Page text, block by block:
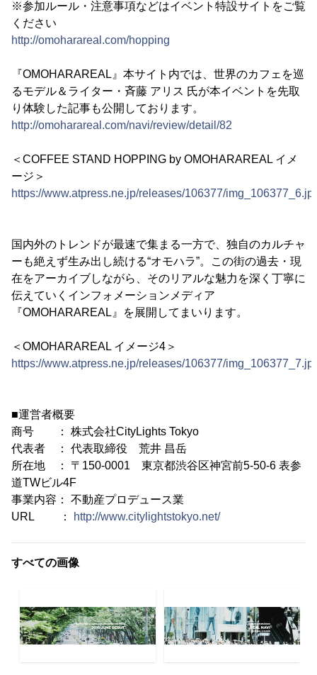
※参加ルール・注意事項などはイベント特設サイトをご覧
ください
http://omoharareal.com/hopping
『OMOHARAREAL』本サイト内では、世界のカフェを巡
るモデル＆ライター・斉藤 アリス 氏が本イベントを先取
り体験した記事も公開しております。
http://omoharareal.com/navi/review/detail/82
＜COFFEE STAND HOPPING by OMOHARAREAL イメ
ージ＞
https://www.atpress.ne.jp/releases/106377/
国内外のトレンドが最速で集まる一方で、独自のカルチャ
ーも絶えず生み出し続ける“オモハラ”。この街の過去・現
在をアーカイブしながら、そのリアルな魅力を深く丁寧に
伝えていくインフォメーションメディア
『OMOHARAREAL』を展開してまいります。
＜OMOHARAREAL イメージ4＞
https://www.atpress.ne.jp/releases/106377/
■運営者概要
商号 ： 株式会社CityLights Tokyo
代表者 ： 代表取締役 荒井 昌岳
所在地 ： 〒150-0001 東京都渋谷区神宮前5-50-6 表参
道TWビル4F
事業内容： 不動産プロデュース業
URL ：
http://www.citylightstokyo.net/
すべての画像